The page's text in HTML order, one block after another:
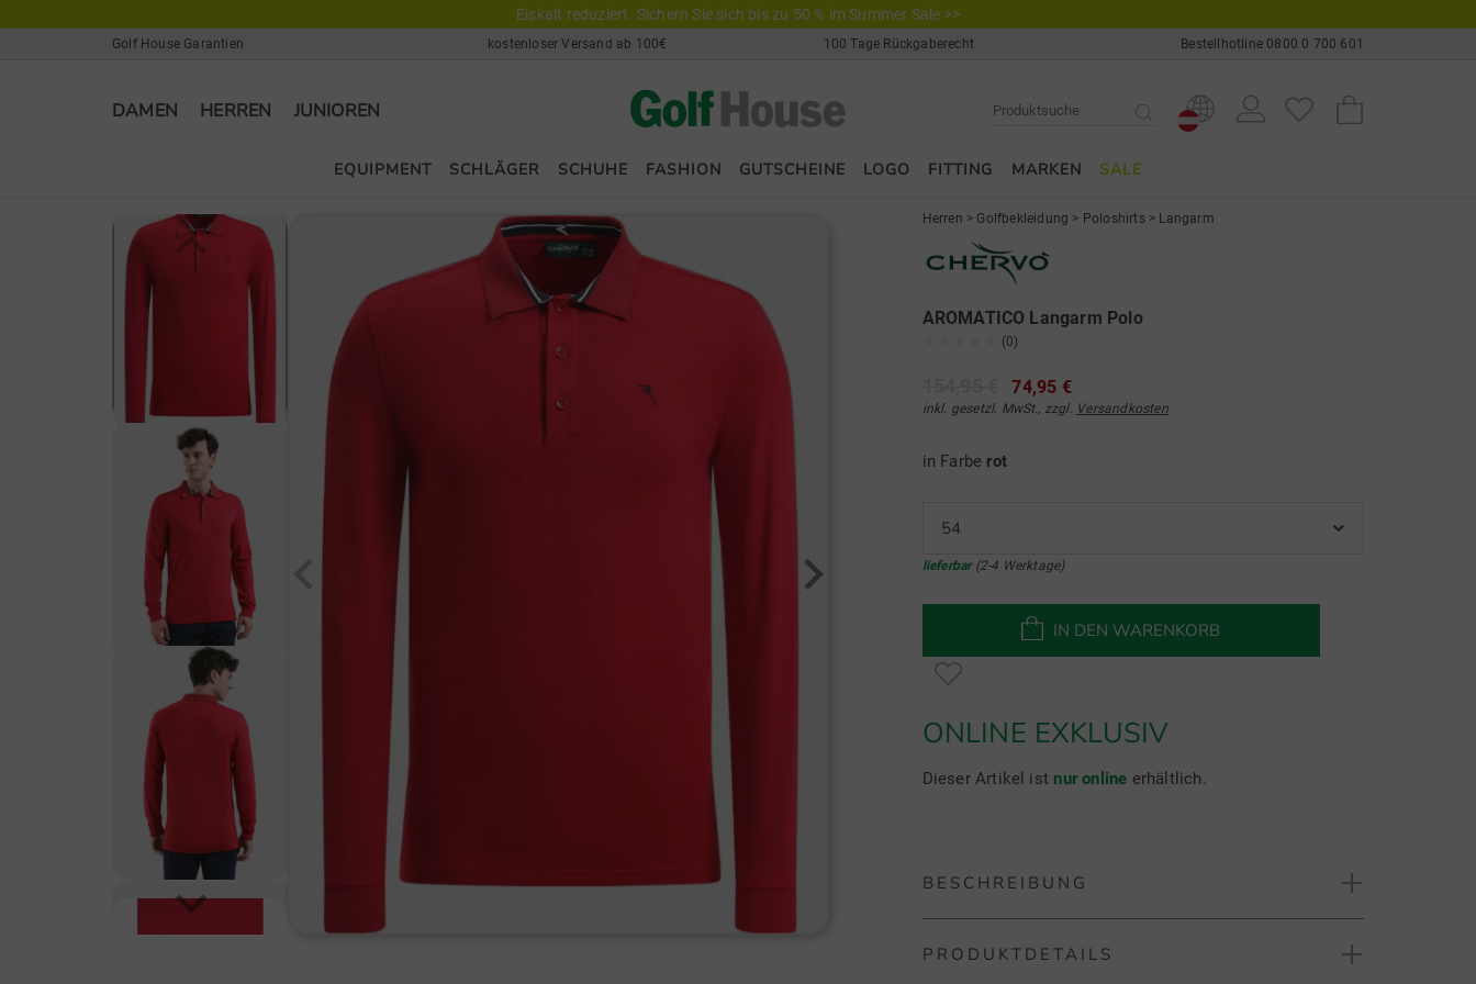
Eiskalt reduziert. Sichern Sie sich bis zu 50 % im Summer Sale >>
Golf House Garantien kostenloser Versand ab 100€ 100 Tage Rückgaberecht Bestellhotline 0800 0 700 601
DAMEN HERREN JUNIOREN
EQUIPMENT SCHLÄGER SCHUHE FASHION GUTSCHEINE LOGO FITTING MARKEN SALE
Herren > Golfbekleidung > Poloshirts> Langarm
AROMATICO Langarm Polo
(0)
74,95 €
inkl. gesetzl. MwSt., zzgl. Versandkosten
in Farbe rot
54
lieferbar(2-4 Werktage)
IN DEN WARENKORB
ONLINE EXKLUSIV
Dieser Artikel ist nur online erhältlich.
BESCHREIBUNG
Chervo AROMATICO Langarm Polo
PRODUKTDETAILS